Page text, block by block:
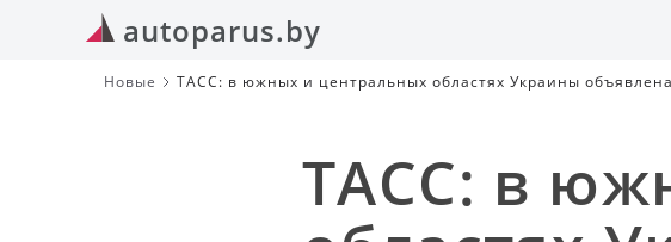
autoparus.by
Новые ТАСС: в южных и центральных областях Украины
ТАСС: в